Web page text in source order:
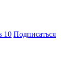
10 Подписаться